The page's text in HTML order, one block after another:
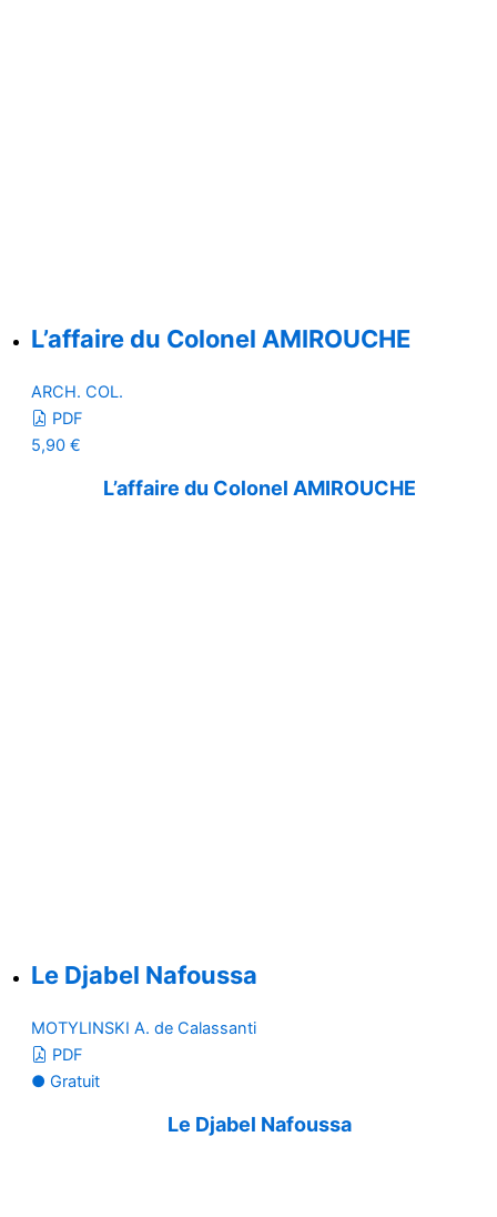
L’affaire du Colonel AMIROUCHE
ARCH. COL.
PDF
5,90 €
L’affaire du Colonel AMIROUCHE
Le Djabel Nafoussa
MOTYLINSKI A. de Calassanti
PDF
● Gratuit
Le Djabel Nafoussa